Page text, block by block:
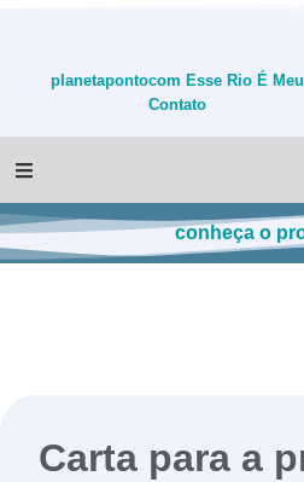
planetapontocom Esse Rio É Meu
Contato
conheça o
Carta para a